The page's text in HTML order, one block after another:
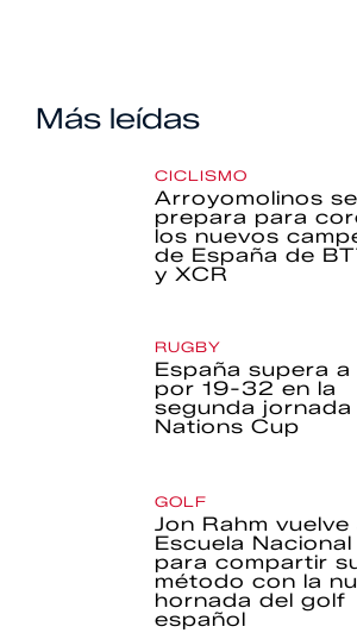
Más leídas
CICLISMO
Arroyomolinos se
prepara para
los nuevos
de España de
y XCR
RUGBY
España supera a
por 19-32 en la
segunda jornada
Nations Cup
GOLF
Jon Rahm vuelve
Escuela Nacional
para compartir
método con la
hornada del golf
español